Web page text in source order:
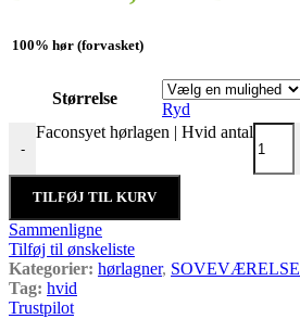
100% hør (forvasket)
Størrelse
Ryd
-
Faconsyet hørlagen | Hvid antal
TILFØJ TIL KURV
Sammenligne
Tilføj til ønskeliste
Kategorier: hørlagner, SOVEVÆRELSE
Tag: hvid
Trustpilot